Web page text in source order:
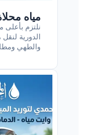
مياه محلاة
نلتزم بأعلى
الدورية
والطهي